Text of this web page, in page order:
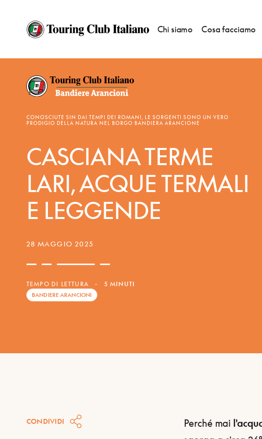
Chi siamo Cosa facciamo
CONOSCIUTE SIN DAI TEMPI DEI ROMANI, LE SORGENTI SONO UN VERO
PRODIGIO DELLA NATURA NEL BORGO BANDIERA ARANCIONE
CASCIANA TERME
LARI, ACQUE TERMALI
E LEGGENDE
28 MAGGIO 2025
TEMPO DI LETTURA - 5 MINUTI
BANDIERE ARANCIONI
Perché mai
CONDIVIDI